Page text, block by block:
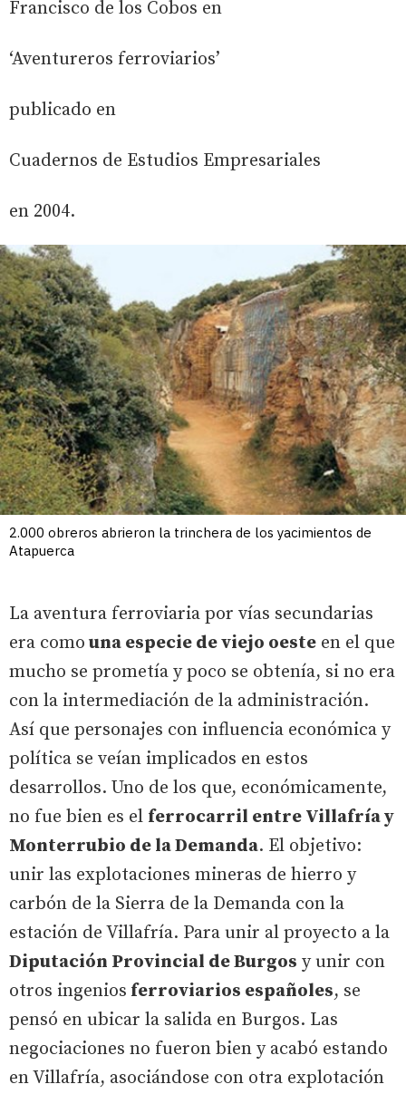
Francisco de los Cobos en
‘Aventureros ferroviarios’
publicado en
Cuadernos de Estudios Empresariales
en 2004.
2.000 obreros abrieron la trinchera de los yacimientos de
Atapuerca
La aventura ferroviaria por vías secundarias
era como una especie de viejo oeste en el que
mucho se prometía y poco se obtenía, si no era
con la intermediación de la administración.
Así que personajes con influencia económica y
política se veían implicados en estos
desarrollos. Uno de los que, económicamente,
no fue bien es el ferrocarril entre Villafría y
Monterrubio de la Demanda. El objetivo:
unir las explotaciones mineras de hierro y
carbón de la Sierra de la Demanda con la
estación de Villafría. Para unir al proyecto a la
Diputación Provincial de Burgos y unir con
otros ingenios ferroviarios españoles, se
pensó en ubicar la salida en Burgos. Las
negociaciones no fueron bien y acabó estando
en Villafría, asociándose con otra explotación